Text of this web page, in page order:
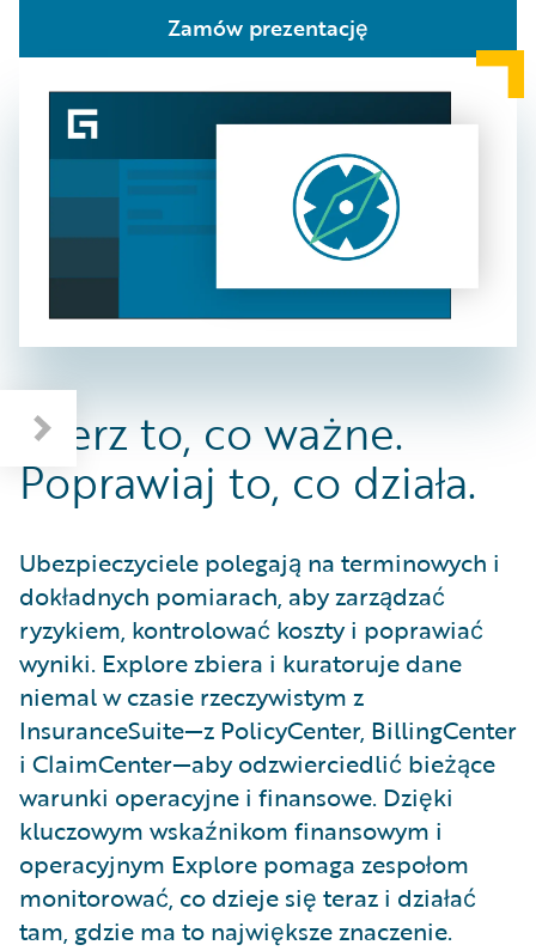
Zamów prezentację
Mierz to, co ważne.
Poprawiaj to, co działa.
Ubezpieczyciele polegają na terminowych i
dokładnych pomiarach, aby zarządzać
ryzykiem, kontrolować koszty i poprawiać
wyniki. Explore zbiera i kuratoruje dane
niemal w czasie rzeczywistym z
InsuranceSuite—z PolicyCenter, BillingCenter
i ClaimCenter—aby odzwierciedlić bieżące
warunki operacyjne i finansowe. Dzięki
kluczowym wskaźnikom finansowym i
operacyjnym Explore pomaga zespołom
monitorować, co dzieje się teraz i działać
tam, gdzie ma to największe znaczenie.